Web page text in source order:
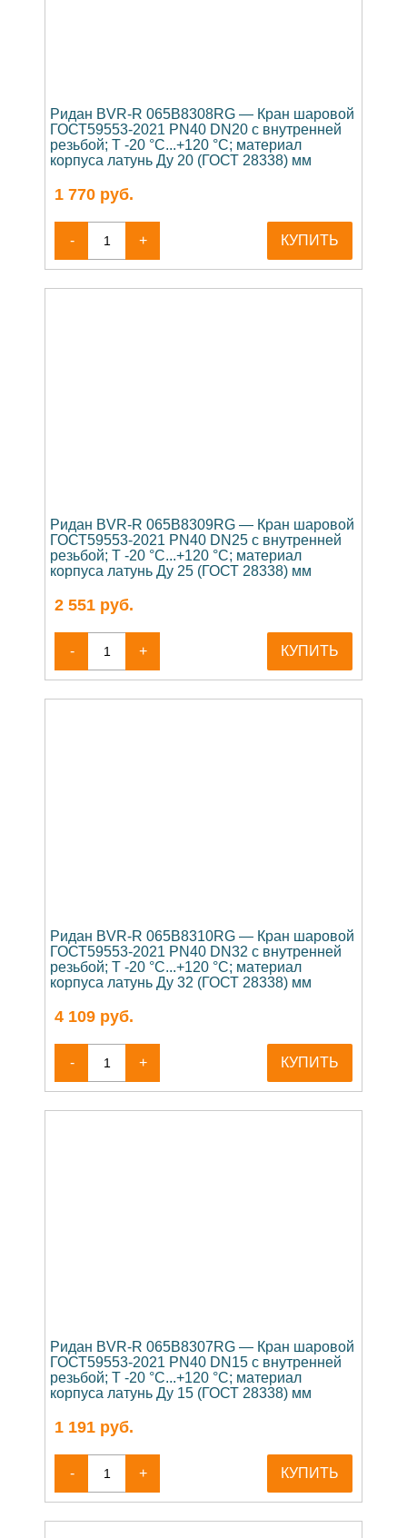
Ридан BVR-R 065B8308RG — Кран шаровой
ГОСТ59553-2021 PN40 DN20 с внутренней
резьбой; Т -20 °С...+120 °С; материал
корпуса латунь Ду 20 (ГОСТ 28338) мм
1 770 руб.
- + КУПИТЬ
Ридан BVR-R 065B8309RG — Кран шаровой
ГОСТ59553-2021 PN40 DN25 с внутренней
резьбой; Т -20 °С...+120 °С; материал
корпуса латунь Ду 25 (ГОСТ 28338) мм
2 551 руб.
- + КУПИТЬ
Ридан BVR-R 065B8310RG — Кран шаровой
ГОСТ59553-2021 PN40 DN32 с внутренней
резьбой; Т -20 °С...+120 °С; материал
корпуса латунь Ду 32 (ГОСТ 28338) мм
4 109 руб.
- + КУПИТЬ
Ридан BVR-R 065B8307RG — Кран шаровой
ГОСТ59553-2021 PN40 DN15 с внутренней
резьбой; Т -20 °С...+120 °С; материал
корпуса латунь Ду 15 (ГОСТ 28338) мм
1 191 руб.
- + КУПИТЬ